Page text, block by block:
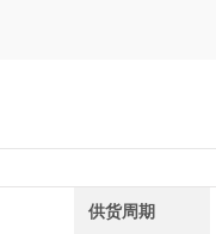
供货周期